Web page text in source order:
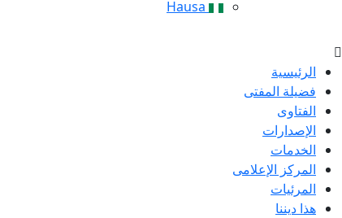
الرئيسية
فضيلة المفتى
الفتاوى
الإصدارات
الخدمات
المركز الإعلامى
المرئيات
هذا ديننا